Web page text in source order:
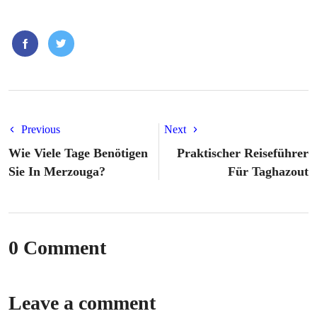
Previous
Wie Viele Tage Benötigen
Sie In Merzouga?
Next
Praktischer Reiseführer
Für Taghazout
0 Comment
Leave a comment